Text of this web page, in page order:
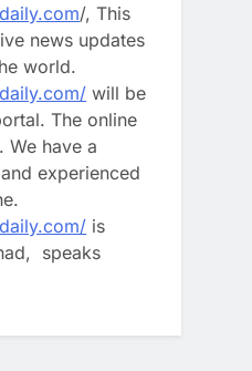
/, This
news updates
world.
will be
The online
We have a
experienced
is
speaks